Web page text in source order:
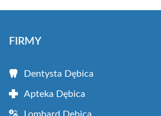
FIRMY
Dentysta Dębica
Apteka Dębica
Lombard Dębica